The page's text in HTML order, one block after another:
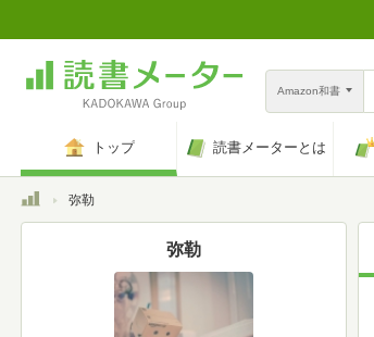
Amazon和書
トップ 読書メーターとは
トップ弥勒
弥勒